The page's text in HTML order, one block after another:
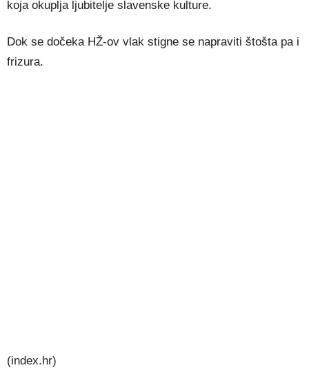
koja okuplja ljubitelje slavenske kulture.
Dok se dočeka HŽ-ov vlak stigne se napraviti štošta pa i
frizura.
(index.hr)